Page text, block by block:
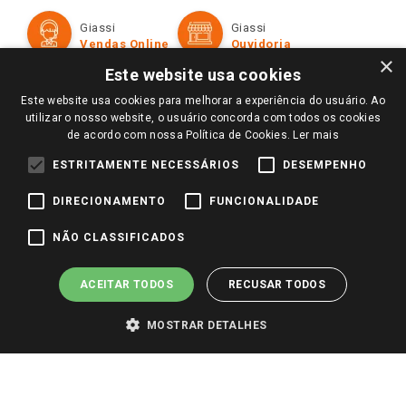
Televendas
Perguntas frequentes
Trabalhe Conosco
Identidade Visual
Formas de Pagamento
Políticas de entrega
Trocas e Devoluções
Giassi
Vendas Online
Giassi
Ouvidoria
Redes Sociais
Pagamento e Segurança
×
Este website usa cookies
Este website usa cookies para melhorar a experiência do usuário. Ao
utilizar o nosso website, o usuário concorda com todos os cookies
de acordo com nossa Política de Cookies. Ler mais
ESTRITAMENTE NECESSÁRIOS DESEMPENHO
DIRECIONAMENTO FUNCIONALIDADE
NÃO CLASSIFICADOS
ACEITAR TODOS RECUSAR TODOS
MOSTRAR DETALHES